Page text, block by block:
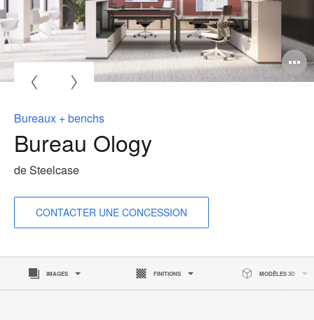
Bureaux + benchs
Bureau Ology
de Steelcase
CONTACTER UNE CONCESSION
IMAGES FINITIONS MODÈLES 3D